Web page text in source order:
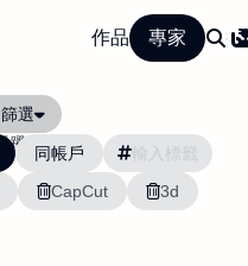
作品 專家
篩選
活躍度
同帳戶
CapCut 3d